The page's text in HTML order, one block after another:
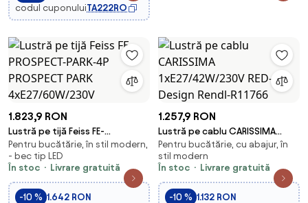
codul cuponuluiTA222RO
1.823,9 RON
Lustră pe tijă Feiss FE-
PROSPECT-PARK-4P PROSPECT
PARK 4xE27/60W/230V
Pentru bucătărie, în stil modern,
- bec tip LED
În stoc
Livrare gratuită
-10 % 1.642 RON
1.257,9 RON
Lustră pe cablu CARISSIMA
1xE27/42W/230V RED-Design
Rendl-R11766
Pentru bucătărie, cu abajur, în
stil modern
În stoc
Livrare gratuită
-10 % 1.132 RON